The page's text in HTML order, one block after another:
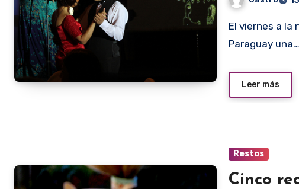
El viernes a la noche se realizó en los salones del Hotel del
Paraguay una…
Leer más
Restos
Cinco